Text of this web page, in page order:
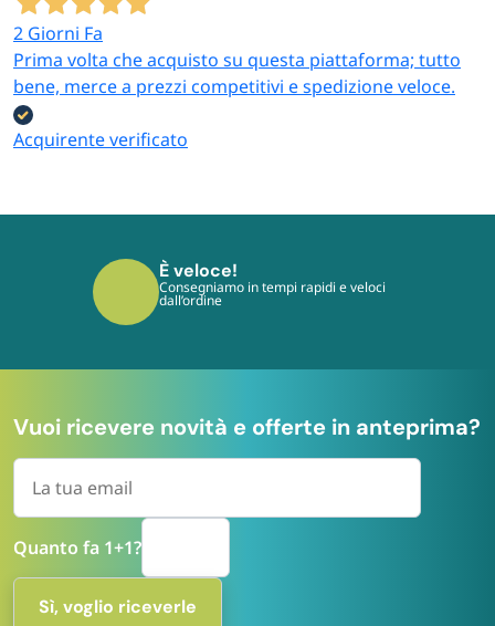
2 Giorni Fa
Prima volta che acquisto su questa piattaforma; tutto
bene, merce a prezzi competitivi e spedizione veloce.
Acquirente verificato
È sicuro!
I tuoi pagamenti sono protetti dai più
moderni protocolli
Vuoi ricevere novità e offerte in anteprima?
Quanto fa 1+1?